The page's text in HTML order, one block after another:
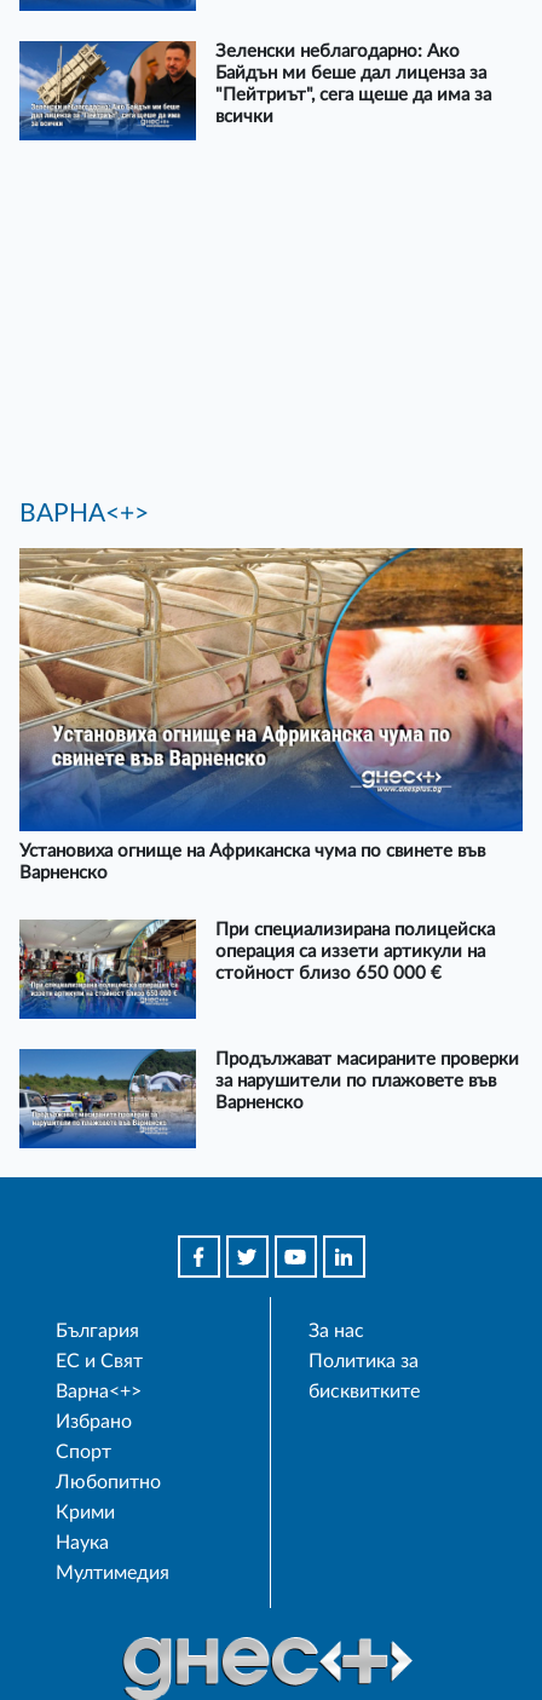
Зеленски неблагодарно: Ако
Байдън ми беше дал лиценза за
"Пейтриът", сега щеше да има за
всички
ВАРНА<+>
Установиха огнище на Африканска чума по свинете във
Варненско
При специализирана полицейска
операция са иззети артикули на
стойност близо 650 000 €
Продължават масираните проверки
за нарушители по плажовете във
Варненско
България
ЕС и Свят
Варна<+>
Избрано
Спорт
Любопитно
Крими
Наука
Мултимедия
За нас
Политика за
бисквитките